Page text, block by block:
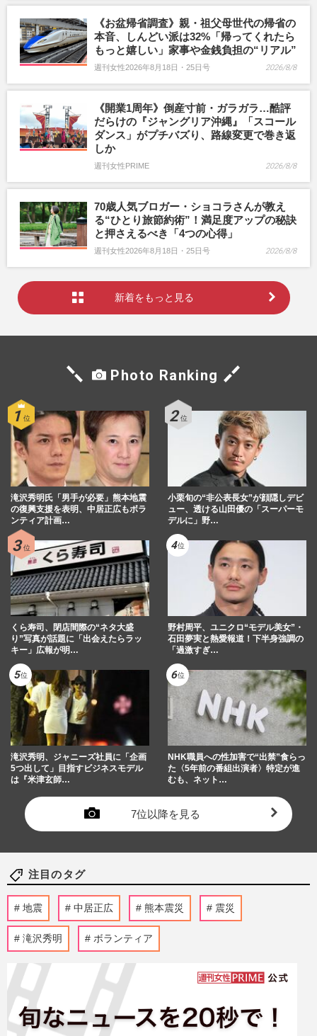
《お盆帰省調査》親・祖父母世代の帰省の
本音、しんどい派は32%「帰ってくれたら
もっと嬉しい」家事や金銭負担の“リアル”
週刊女性2026年8月18日・25日号 2026/8/8
《開業1周年》倒産寸前・ガラガラ…酷評
だらけの『ジャングリア沖縄』「スコール
ダンス」がプチバズり、路線変更で巻き返
しか
週刊女性PRIME 2026/8/8
70歳人気ブロガー・ショコラさんが教え
る“ひとり旅節約術”！満足度アップの秘訣
と押さえるべき「4つの心得」
週刊女性2026年8月18日・25日号 2026/8/8
新着をもっと見る
Photo Ranking
滝沢秀明氏「男手が必要」熊本地震
の復興支援を表明、中居正広もボラ
ンティア計画…
小栗旬の“非公表長女”が顔隠しデビ
ュー、透ける山田優の「スーパーモ
デルに」野…
くら寿司、閉店間際の“ネタ大盛
り”写真が話題に「出会えたらラッ
キー」広報が明…
野村周平、ユニクロ“モデル美女”・
石田夢実と熱愛報道！下半身強調の
「過激すぎ…
滝沢秀明、ジャニーズ社員に「企画
5つ出して」目指すビジネスモデル
は『米津玄師…
NHK職員への性加害で“出禁”食らっ
た〈5年前の番組出演者〉特定が進
むも、ネット…
7位以降を見る
注目のタグ
地震 中居正広 熊本震災 震災
滝沢秀明 ボランティア